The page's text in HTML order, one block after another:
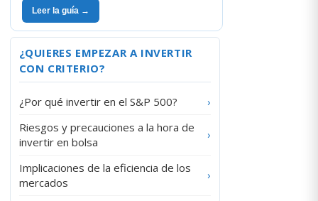
Leer la guía →
¿QUIERES EMPEZAR A INVERTIR
CON CRITERIO?
¿Por qué invertir en el S&P 500?
›
Riesgos y precauciones a la hora de
invertir en bolsa
›
Implicaciones de la eficiencia de los
mercados
›